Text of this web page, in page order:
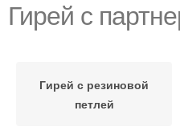
Гирей с
Гирей с резиновой
петлей